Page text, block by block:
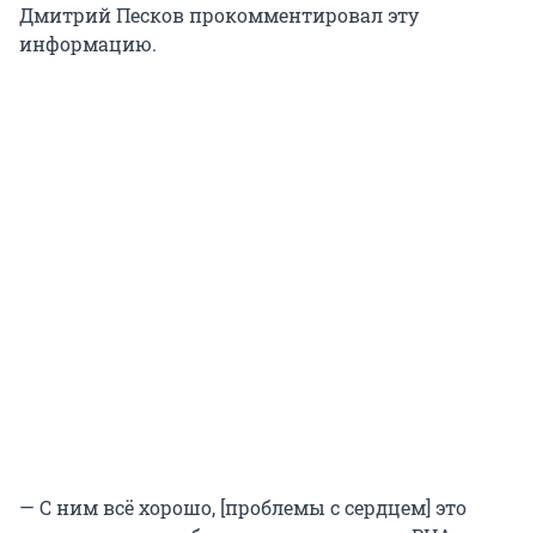
Дмитрий Песков прокомментировал эту
информацию.
— С ним всё хорошо, [проблемы с сердцем] это